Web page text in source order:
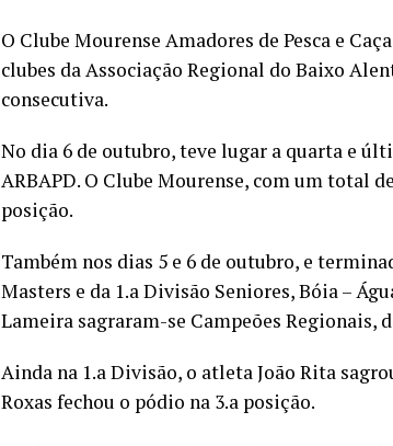
O Clube Mourense Amadores de Pesca e
clubes da Associação Regional do Baixo
consecutiva.
No dia 6 de outubro, teve lugar a quarta e
ARBAPD. O Clube Mourense, com um total
posição.
Também nos dias 5 e 6 de outubro, e
Masters e da 1.a Divisão Seniores, Bóia –
Lameira sagraram-se Campeões Regionais,
Ainda na 1.a Divisão, o atleta João Rita
Roxas fechou o pódio na 3.a posição.